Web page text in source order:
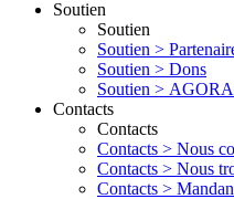
Soutien
Soutien
Soutien >
Soutien > Dons
Soutien >
Contacts
Contacts
Contacts > Nous
Contacts > Nous
Contacts >